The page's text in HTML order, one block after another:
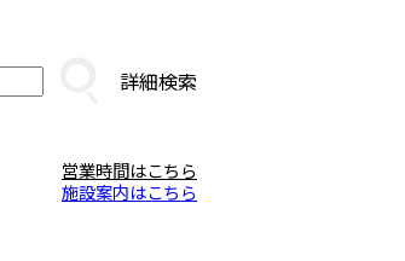
詳細検索
営業時間はこちら
施設案内はこちら